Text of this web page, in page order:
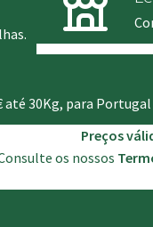
até 30Kg, para
Preços
os nossos